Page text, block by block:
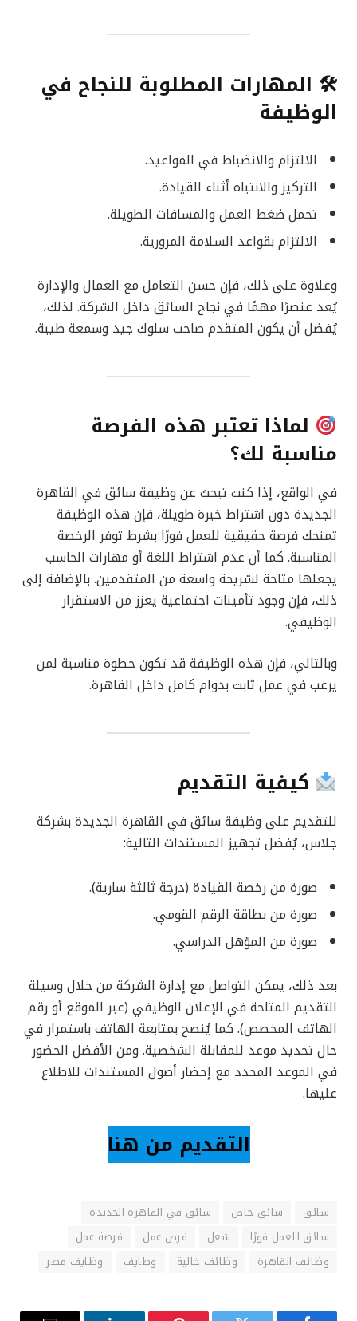
🛠 المهارات المطلوبة للنجاح في
الوظيفة
الالتزام والانضباط في المواعيد.
التركيز والانتباه أثناء القيادة.
تحمل ضغط العمل والمسافات الطويلة.
الالتزام بقواعد السلامة المرورية.
وعلاوة على ذلك، فإن حسن التعامل مع العمال والإدارة
يُعد عنصرًا مهمًا في نجاح السائق داخل الشركة. لذلك،
يُفضل أن يكون المتقدم صاحب سلوك جيد وسمعة طيبة.
لماذا تعتبر هذه الفرصة
مناسبة لك؟
في الواقع، إذا كنت تبحث عن وظيفة سائق في القاهرة
الجديدة دون اشتراط خبرة طويلة، فإن هذه الوظيفة
تمنحك فرصة حقيقية للعمل فورًا بشرط توفر الرخصة
المناسبة. كما أن عدم اشتراط اللغة أو مهارات الحاسب
يجعلها متاحة لشريحة واسعة من المتقدمين. بالإضافة إلى
ذلك، فإن وجود تأمينات اجتماعية يعزز من الاستقرار
الوظيفي.
وبالتالي، فإن هذه الوظيفة قد تكون خطوة مناسبة لمن
يرغب في عمل ثابت بدوام كامل داخل القاهرة.
كيفية التقديم
للتقديم على وظيفة سائق في القاهرة الجديدة بشركة
جلاس، يُفضل تجهيز المستندات التالية:
صورة من رخصة القيادة (درجة ثالثة سارية).
صورة من بطاقة الرقم القومي.
صورة من المؤهل الدراسي.
بعد ذلك، يمكن التواصل مع إدارة الشركة من خلال وسيلة
التقديم المتاحة في الإعلان الوظيفي (عبر الموقع أو رقم
الهاتف المخصص). كما يُنصح بمتابعة الهاتف باستمرار في
حال تحديد موعد للمقابلة الشخصية. ومن الأفضل الحضور
في الموعد المحدد مع إحضار أصول المستندات للاطلاع
عليها.
التقديم من هنا
سائق سائق خاص
سائق في القاهرة الجديدة
سائق للعمل فورًا
شغل فرص عمل
فرصة عمل
وظائف القاهرة
وظائف خالية وظايف وظايف مصر